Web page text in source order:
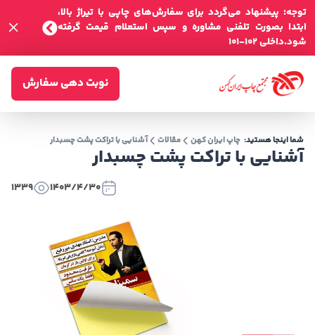
توجه: پیشنهاد می‌گردد برای سفارش‌های چاپی با تیراژ بالا،
ابتدا بصورت تلفنی مشاوره و سپس استعلام قیمت گرفته
شود.داخلی 102-101
نوبت دهی سفارش
آشنایی با تراکت پشت چسبدار
شما اینجا هستید: چاپ ایران کهن مقالات آشنایی با تراکت پشت چسبدار
1403/4/30
1339